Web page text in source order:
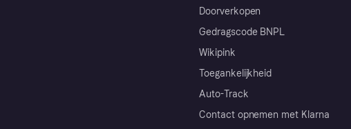
Doorverkopen
Gedragscode BNPL
Wikipink
Toegankelijkheid
Auto-Track
Contact opnemen met Klarna